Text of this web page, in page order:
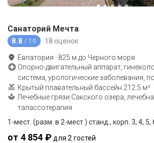
Санаторий Мечта
8.8 / 10 18 оценок
Евпатория · 825 м до Черного моря
Опорно-двигательный аппарат,
система, урологические заболевания,
Крытый плавательный бассейн 212.5 м²
Лечебные грязи Сакского озера,
талассотерапия
1-мест. (разм. в 2-мест.) станд., корп. 3, 4, 5,
от 4 854 ₽ для 2 гостей